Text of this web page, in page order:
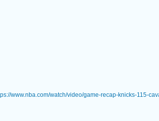
www.nba.com/watch/video/game-recap-knicks-115-